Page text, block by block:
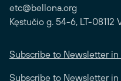
etc@bellona.org
Kęstučio g. 54-6, LT-08112
Subscribe to Newsletter in
Subscribe to Newsletter in